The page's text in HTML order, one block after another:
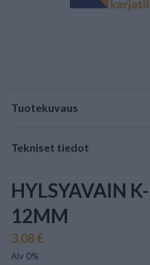
Tuotekuvaus
Tekniset tiedot
HYLSYAVAIN
12MM
3,08 €
Alv 0%